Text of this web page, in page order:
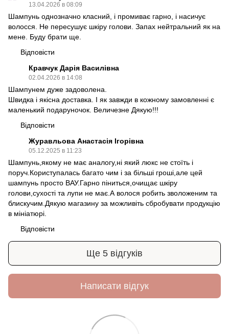
13.04.2026 в 08:09
Шампунь однозначно класний, і промиває гарно, і насичує
волосся. Не пересушує шкіру голови. Запах нейтральний як на
мене. Буду брати ще.
Відповісти
Кравчук Дарія Василівна
02.04.2026 в 14:08
Шампунем дуже задоволена.
Швидка і якісна доставка. І як завжди в кожному замовленні є
маленький подаруночок. Величезне Дякую!!!
Відповісти
Журавльова Анастасія Ігорівна
05.12.2025 в 11:23
Шампунь,якому не має аналогу,ні який люкс не стоїть і
поруч.Користупалась багато чим і за більші гроші,але цей
шампунь просто ВАУ.Гарно піниться,очищає шкіру
голови,сухості та лупи не має.А волося робить зволоженим та
блискучим.Дякую магазину за можливіть сбробувати продукцію
в мініатюрі.
Відповісти
Ще 5 відгуків
Написати відгук